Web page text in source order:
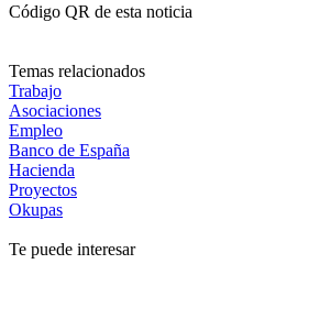
Código QR de esta noticia
Temas relacionados
Trabajo
Asociaciones
Empleo
Banco de España
Hacienda
Proyectos
Okupas
Te puede interesar